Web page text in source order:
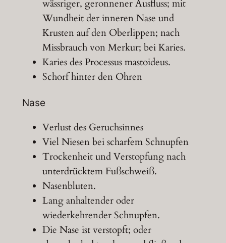
wässriger, geronnener Ausfluss; mit
Wundheit der inneren Nase und
Krusten auf den Oberlippen; nach
Missbrauch von Merkur; bei Karies.
Karies des Processus mastoideus.
Schorf hinter den Ohren
Nase
Verlust des Geruchsinnes
Viel Niesen bei scharfem Schnupfen
Trockenheit und Verstopfung nach
unterdrücktem Fußschweiß.
Nasenbluten.
Lang anhaltender oder
wiederkehrender Schnupfen.
Die Nase ist verstopft; oder